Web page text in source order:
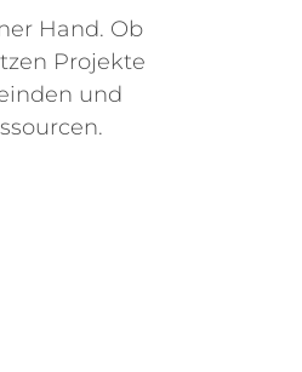
Hand. Ob
Projekte
und